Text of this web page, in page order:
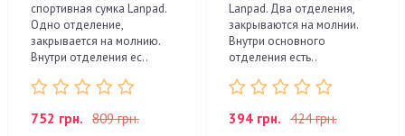
спортивная сумка Lanpad.
Одно отделение,
закрывается на молнию.
Внутри отделения ес..
752 грн. 809 грн.
Lanpad. Два отделения,
закрываются на молнии.
Внутри основного
отделения есть..
394 грн. 424 грн.